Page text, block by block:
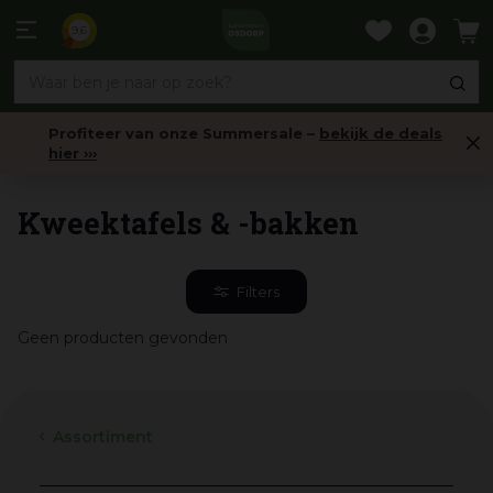
naar
Profiteer van onze Summersale – bekijk de deals
hier ›››
Kweektafels & -bakken
Filters
Geen producten gevonden